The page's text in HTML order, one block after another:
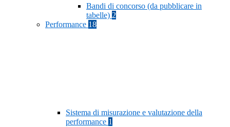
Bandi di concorso (da pubblicare in
tabelle) 2
Performance 18
Sistema di misurazione e valutazione della
performance 1